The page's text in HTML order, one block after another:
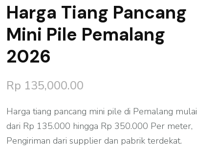
Harga Tiang Pancang
Mini Pile Pemalang
2026
Rp 135,000.00
Harga tiang pancang mini pile di Pemalang mulai
dari Rp 135.000 hingga Rp 350.000 Per meter,
Pengiriman dari supplier dan pabrik terdekat.